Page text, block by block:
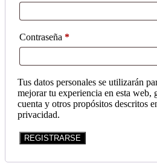
Contraseña *
Tus datos personales se utilizarán
mejorar tu experiencia en esta web,
cuenta y otros propósitos descritos
privacidad.
REGISTRARSE